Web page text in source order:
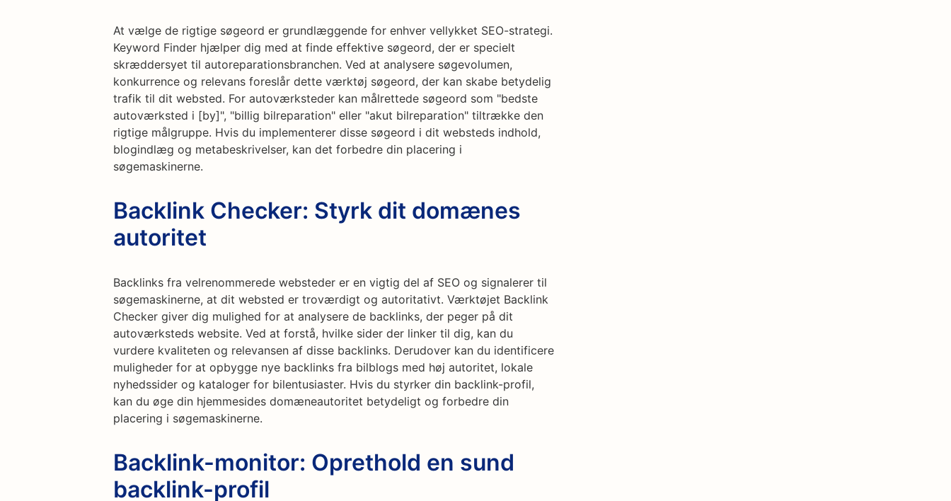
At vælge de rigtige søgeord er grundlæggende for enhver vellykket SEO-strategi.
Keyword Finder hjælper dig med at finde effektive søgeord, der er specielt
skræddersyet til autoreparationsbranchen. Ved at analysere søgevolumen,
konkurrence og relevans foreslår dette værktøj søgeord, der kan skabe betydelig
trafik til dit websted. For autoværksteder kan målrettede søgeord som "bedste
autoværksted i [by]", "billig bilreparation" eller "akut bilreparation" tiltrække den
rigtige målgruppe. Hvis du implementerer disse søgeord i dit websteds indhold,
blogindlæg og metabeskrivelser, kan det forbedre din placering i
søgemaskinerne.
Backlink Checker: Styrk dit domænes
autoritet
Backlinks fra velrenommerede websteder er en vigtig del af SEO og signalerer til
søgemaskinerne, at dit websted er troværdigt og autoritativt. Værktøjet Backlink
Checker giver dig mulighed for at analysere de backlinks, der peger på dit
autoværksteds website. Ved at forstå, hvilke sider der linker til dig, kan du
vurdere kvaliteten og relevansen af disse backlinks. Derudover kan du identificere
muligheder for at opbygge nye backlinks fra bilblogs med høj autoritet, lokale
nyhedssider og kataloger for bilentusiaster. Hvis du styrker din backlink-profil,
kan du øge din hjemmesides domæneautoritet betydeligt og forbedre din
placering i søgemaskinerne.
Backlink-monitor: Oprethold en sund
backlink-profil